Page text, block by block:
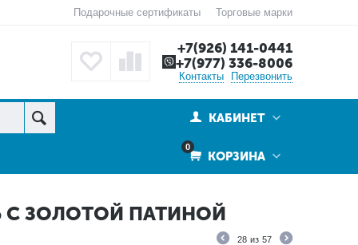
Подарочные сертификаты Торговые марки
+7(926) 141-0441
+7(977) 336-8006
Контакты Перезвонить
КАБИНЕТ
0
КОРЗИНА
С ЗОЛОТОЙ ПАТИНОЙ
28 из 57